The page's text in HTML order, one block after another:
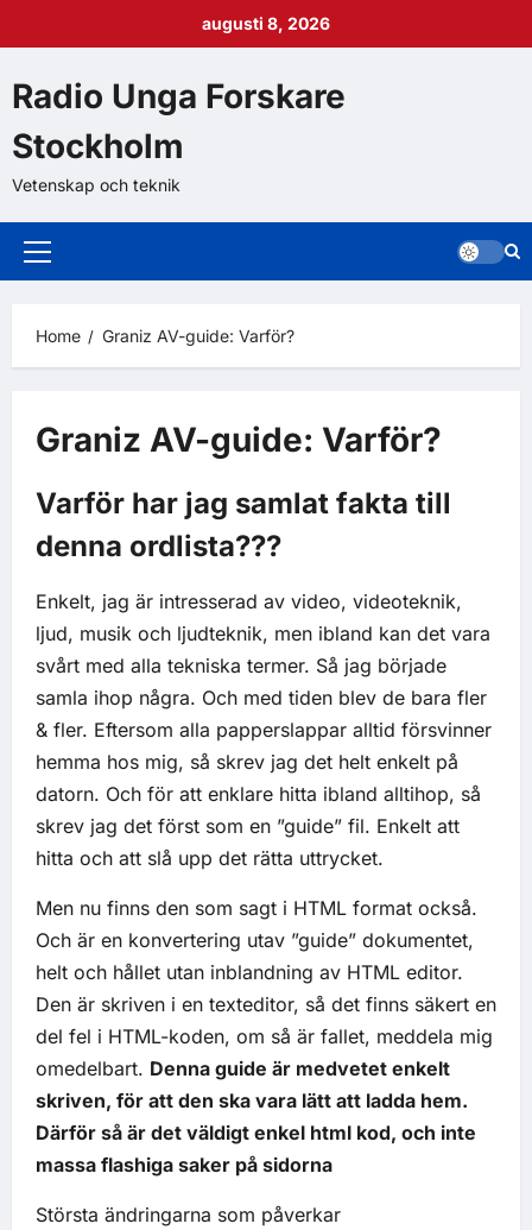
augusti 8, 2026
Radio Unga Forskare
Stockholm
Vetenskap och teknik
Home Graniz AV-guide: Varför?
Graniz AV-guide: Varför?
Varför har jag samlat fakta till
denna ordlista???
Enkelt, jag är intresserad av video, videoteknik,
ljud, musik och ljudteknik, men ibland kan det vara
svårt med alla tekniska termer. Så jag började
samla ihop några. Och med tiden blev de bara fler
& fler. Eftersom alla papperslappar alltid försvinner
hemma hos mig, så skrev jag det helt enkelt på
datorn. Och för att enklare hitta ibland alltihop, så
skrev jag det först som en ”guide” fil. Enkelt att
hitta och att slå upp det rätta uttrycket.
Men nu finns den som sagt i HTML format också.
Och är en konvertering utav ”guide” dokumentet,
helt och hållet utan inblandning av HTML editor.
Den är skriven i en texteditor, så det finns säkert en
del fel i HTML-koden, om så är fallet, meddela mig
omedelbart. Denna guide är medvetet enkelt
skriven, för att den ska vara lätt att ladda hem.
Därför så är det väldigt enkel html kod, och inte
massa flashiga saker på sidorna
Största ändringarna som påverkar